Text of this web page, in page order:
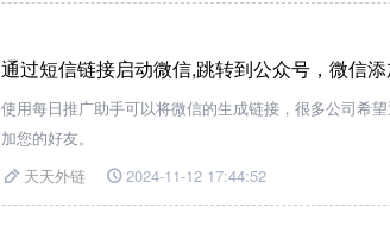
通过短信链接启动微信,跳转到公众号，微信
使用每日推广助手可以将微信的生成链接，很多公司希
加您的好友。
天天外链
2024-11-12 17:44:52